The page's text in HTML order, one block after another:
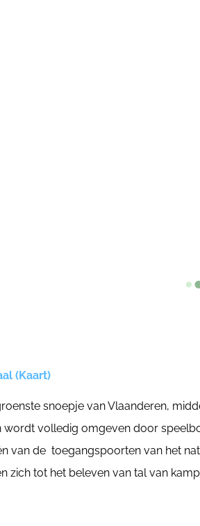
(Kaart)
snoepje van Vlaanderen,
wordt volledig omgeven door
van de toegangspoorten van het
zich tot het beleven van tal van